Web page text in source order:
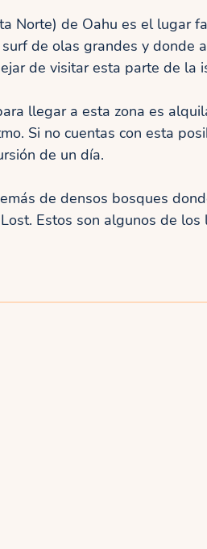
Norte) de Oahu es el lugar
de olas grandes y donde
de visitar esta parte de la
llegar a esta zona es
Si no cuentas con esta
de un día.
de densos bosques
Estos son algunos de